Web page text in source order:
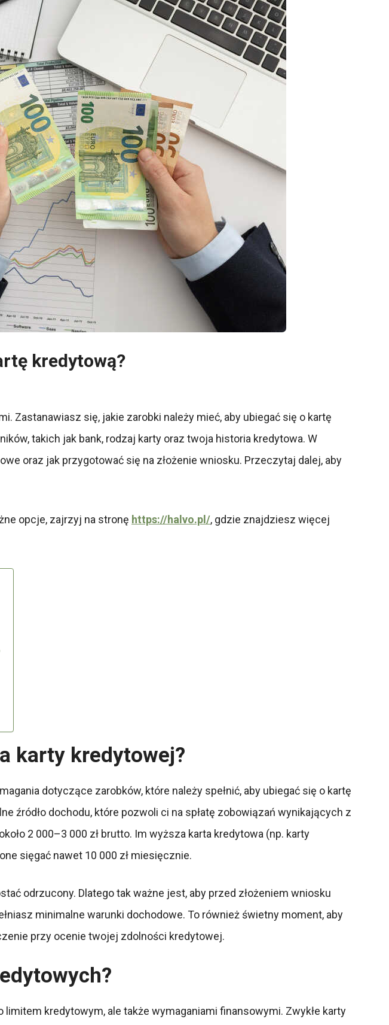
kredytową?
Zastanawiasz się, jakie zarobki należy mieć, aby ubiegać się o kartę
takich jak bank, rodzaj karty oraz twoja historia kredytowa. W
oraz jak przygotować się na złożenie wniosku. Przeczytaj dalej, aby
opcje, zajrzyj na stronę https://halvo.pl/, gdzie znajdziesz więcej
karty kredytowej?
dotyczące zarobków, które należy spełnić, aby ubiegać się o kartę
źródło dochodu, które pozwoli ci na spłatę zobowiązań wynikających z
2 000–3 000 zł brutto. Im wyższa karta kredytowa (np. karty
sięgać nawet 10 000 zł miesięcznie.
odrzucony. Dlatego tak ważne jest, aby przed złożeniem wniosku
minimalne warunki dochodowe. To również świetny moment, aby
przy ocenie twojej zdolności kredytowej.
kredytowym, ale także wymaganiami finansowymi. Zwykłe karty